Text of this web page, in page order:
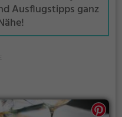
Ausflugstipps ganz